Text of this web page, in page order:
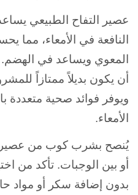
عصير التفاح الطبيعي
النافعة في الأمعاء، مما
المعوي ويساعد في
أن يكون بديلاً ممتازاً
ويوفر فوائد صحية متعددة
الأمعاء.
يُنصح بشرب كوب من عصير
بدون إضافة سكر أو مواد